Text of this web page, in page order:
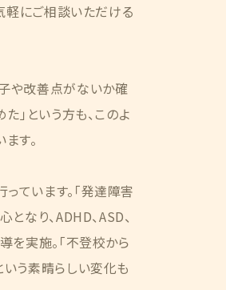
軽にご相談いただける
や改善点がないか確
」という方も、このよ
す。
ています。「発達障害
なり、ADHD、ASD、
を実施。「不登校から
う素晴らしい変化も